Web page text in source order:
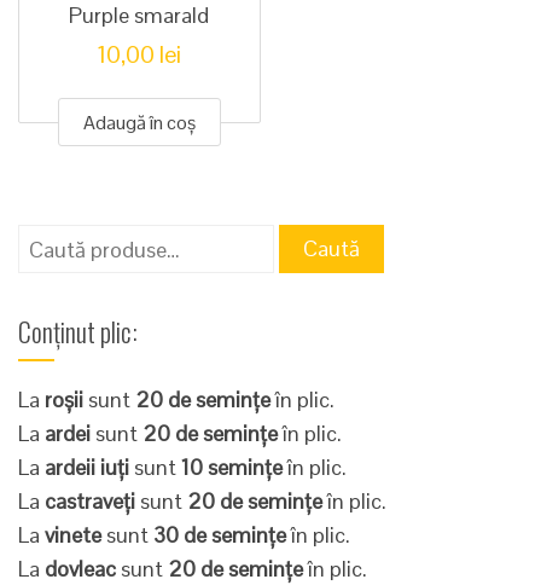
Purple smarald
10,00 lei
Adaugă în coș
Caută
Caută
Conținut plic:
La roșii sunt 20 de semințeîn plic.
La ardei sunt 20 de semințeîn plic.
La ardeii iuți sunt10 semințeîn plic.
La castraveți sunt 20 de semințeîn plic.
La vinetesunt 30 de semințeîn plic.
La dovleac sunt 20 de semințeîn plic.